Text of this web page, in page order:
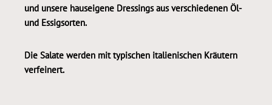
und unsere hauseigene Dressings aus verschiedenen Öl-
und Essigsorten.
Die Salate werden mit typischen italienischen Kräutern
verfeinert.